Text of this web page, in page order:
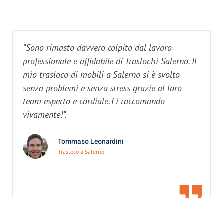
“Sono rimasto davvero colpito dal lavoro
professionale e affidabile di Traslochi Salerno. Il
mio trasloco di mobili a Salerno si è svolto
senza problemi e senza stress grazie al loro
team esperto e cordiale. Li raccomando
vivamente!”.
Tommaso Leonardini
Trasloco a Salerno